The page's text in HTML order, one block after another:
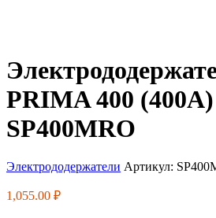
PRIMA 400
SP400MRO
Электрододержатели Артикул:
1,055.00 ₽